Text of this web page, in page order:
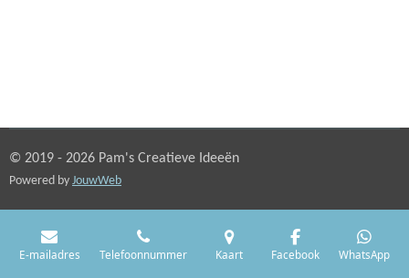
© 2019 - 2026 Pam's Creatieve Ideeën
Powered by JouwWeb
E-mailadres Telefoonnummer Kaart Facebook WhatsApp